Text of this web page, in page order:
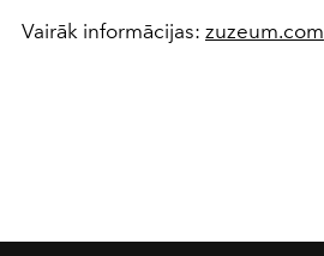
Vairāk informācijas: zuzeum.com